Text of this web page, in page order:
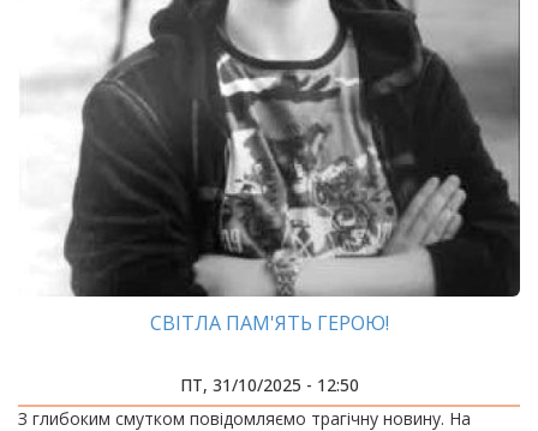
СВІТЛА ПАМ'ЯТЬ ГЕРОЮ!
ПТ, 31/10/2025 - 12:50
З глибоким смутком повідомляємо трагічну новину. На